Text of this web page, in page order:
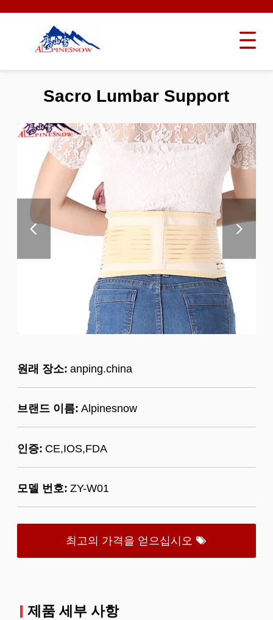
원래 장소: anping.china
브랜드 이름: Alpinesnow
인증: CE,IOS,FDA
모델 번호: ZY-W01
최고의 가격을 얻으십시오
Sacro Lumbar Support
제품 세부 사항